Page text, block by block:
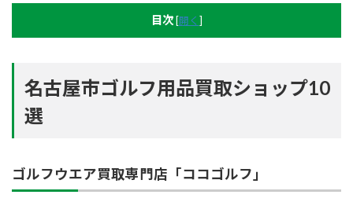
目次 [開く ]
名古屋市ゴルフ用品買取ショップ10
選
ゴルフウエア買取専門店「ココゴルフ」